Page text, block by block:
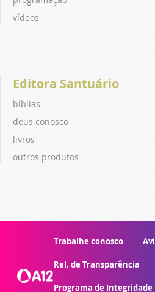
vídeos
Editora Santuário
bíblias
deus conosco
livros
outros produtos
Trabalhe conosco
Rel. de Transparência
Programa de Integridade